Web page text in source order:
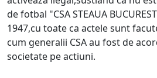
de fotbal "CSA STEAUA
1947,cu toate ca actele sunt
cum generalii CSA au fost de
societate pe actiuni.